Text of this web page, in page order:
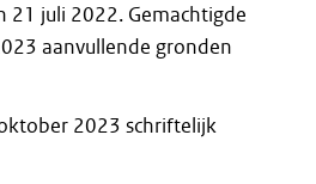
21 juli 2022. Gemachtigde
aanvullende gronden
2023 schriftelijk